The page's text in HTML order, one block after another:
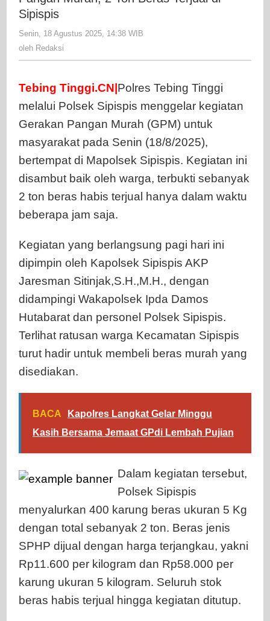
Ton
Terjual
di
Sipispis
Sipispis
Senin, 18 Agustus 2025, 14:38 WIB
oleh Redaksi
Tebing Tinggi.CN| Polres Tebing Tinggi
melalui Polsek Sipispis menggelar kegiatan
Gerakan Pangan Murah (GPM) untuk
masyarakat pada Senin (18/8/2025),
bertempat di Mapolsek Sipispis. Kegiatan ini
disambut baik oleh warga, terbukti sebanyak
2 ton beras habis terjual hanya dalam waktu
beberapa jam saja.
Kegiatan yang berlangsung pagi hari ini
dipimpin oleh Kapolsek Sipispis AKP
Jaresman Sitinjak,S.H.,M.H., dengan
didampingi Wakapolsek Ipda Damos
Hutabarat dan personel Polsek Sipispis.
Terlihat ratusan warga Kecamatan Sipispis
turut hadir untuk membeli beras murah yang
disediakan.
BACA
Kapolres Langkat Gelar Minggu
Kasih Bersama Jemaat GPdi Lembah Pujian
Dalam kegiatan tersebut,
Polsek Sipispis
menyalurkan 400 karung beras ukuran 5 Kg
dengan total sebanyak 2 ton. Beras jenis
SPHP dijual dengan harga terjangkau, yakni
Rp11.600 per kilogram dan Rp58.000 per
karung ukuran 5 kilogram. Seluruh stok
beras habis terjual hingga kegiatan ditutup.